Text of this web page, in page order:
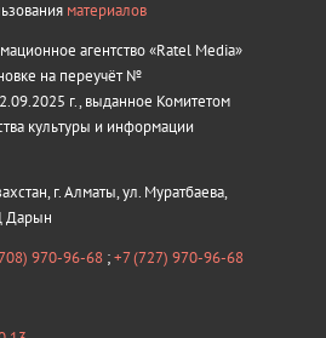
материалов
агентство «Ratel Media»
на переучёт №
г., выданное Комитетом
культуры и информации
г. Алматы, ул. Муратбаева,
Дарын
970-96-68 ;+7 (727) 970-96-68